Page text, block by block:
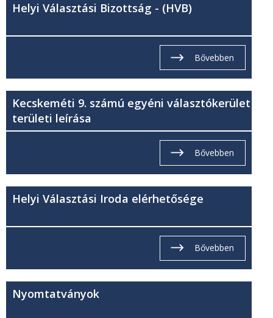
Helyi Választási Bizottság - (HVB)
Bővebben
Kecskeméti 9. számú egyéni választókerület
területi leírása
Bővebben
Helyi Választási Iroda elérhetősége
Bővebben
Nyomtatványok